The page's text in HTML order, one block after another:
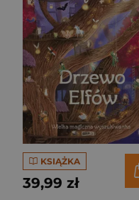
KSIĄŻKA
39,99 zł